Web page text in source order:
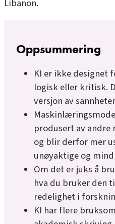
Libanon.
Oppsummering
KI er ikke designet
logisk eller kritisk.
versjon av
produsert av
og blir derfor mer
unøyaktige og
Om det er juks å
hva du bruker den
redelighet i
KI har flere